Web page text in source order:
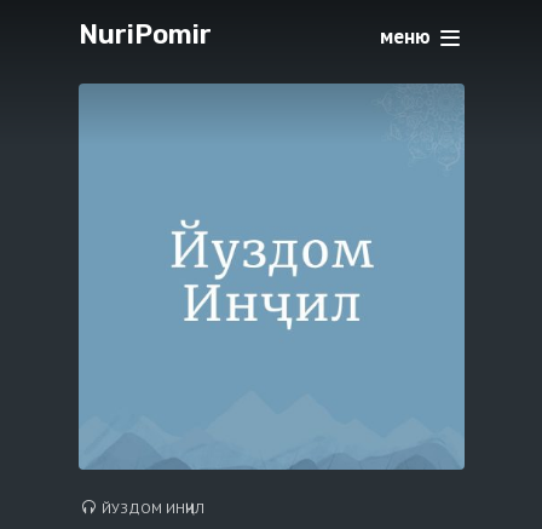
NuriPomir меню
ЙУЗДОМ ИНҶИЛ